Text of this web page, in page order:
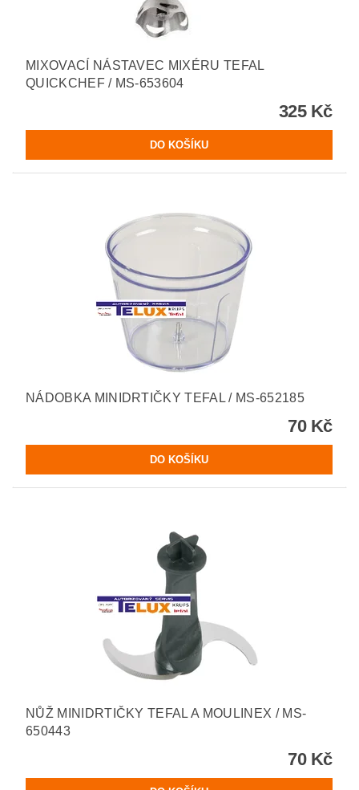
MIXOVACÍ NÁSTAVEC MIXÉRU TEFAL
QUICKCHEF / MS-653604
325 Kč
NÁDOBKA MINIDRTIČKY TEFAL / MS-652185
70 Kč
NŮŽ MINIDRTIČKY TEFAL A MOULINEX / MS-
650443
70 Kč